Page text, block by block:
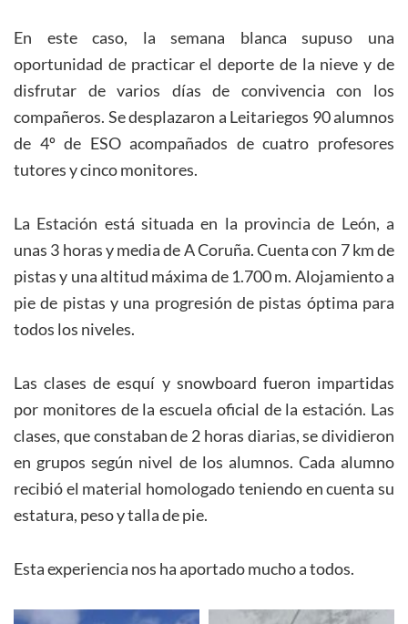
En este caso, la semana blanca supuso una
oportunidad de practicar el deporte de la nieve y de
disfrutar de varios días de convivencia con los
compañeros. Se desplazaron a Leitariegos 90 alumnos
de 4º de ESO acompañados de cuatro profesores
tutores y cinco monitores.
La Estación está situada en la provincia de León, a
unas 3 horas y media de A Coruña. Cuenta con 7 km de
pistas y una altitud máxima de 1.700 m. Alojamiento a
pie de pistas y una progresión de pistas óptima para
todos los niveles.
Las clases de esquí y snowboard fueron impartidas
por monitores de la escuela oficial de la estación. Las
clases, que constaban de 2 horas diarias, se dividieron
en grupos según nivel de los alumnos. Cada alumno
recibió el material homologado teniendo en cuenta su
estatura, peso y talla de pie.
Esta experiencia nos ha aportado mucho a todos.